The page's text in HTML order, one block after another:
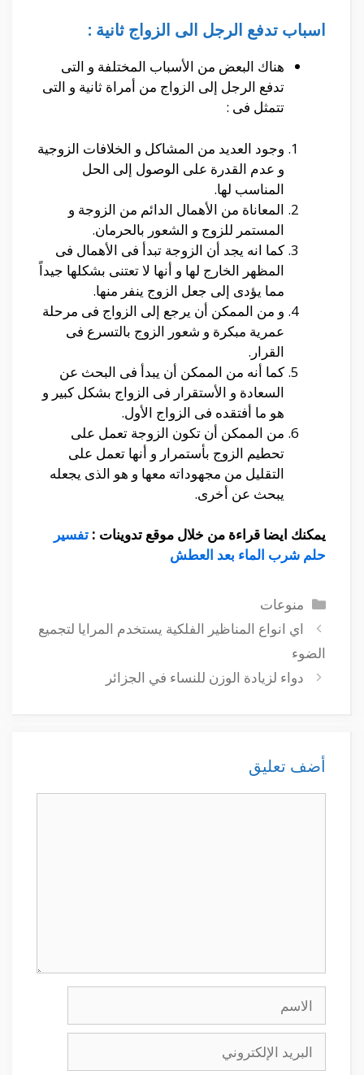
اسباب تدفع الرجل الى الزواج ثانية :
هناك البعض من الأسباب المختلفة و التى
تدفع الرجل إلى الزواج من أمراة ثانية و التى
تتمثل فى :
وجود العديد من المشاكل و الخلافات الزوجية
و عدم القدرة على الوصول إلى الحل
المناسب لها.
المعاناة من الأهمال الدائم من الزوجة و
المستمر للزوج و الشعور بالحرمان.
كما انه يجد أن الزوجة تبدأ فى الأهمال فى
المظهر الخارج لها و أنها لا تعتنى بشكلها جيداً
مما يؤدى إلى جعل الزوج ينفر منها.
و من الممكن أن يرجع إلى الزواج فى مرحلة
عمرية مبكرة و شعور الزوج بالتسرع فى
القرار.
كما أنه من الممكن أن يبدأ فى البحث عن
السعادة و الأستقرار فى الزواج بشكل كبير و
هو ما أفتقده فى الزواج الأول.
من الممكن أن تكون الزوجة تعمل على
تحطيم الزوج بأستمرار و أنها تعمل على
التقليل من مجهوداته معها و هو الذى يجعله
يبحث عن أخرى.
يمكنك ايضا قراءة من خلال موقع تدوينات : تفسير
حلم شرب الماء بعد العطش
التصنيفات
منوعات
اي انواع المناظير الفلكية يستخدم المرايا لتجميع
الضوء
دواء لزيادة الوزن للنساء في الجزائر
أضف تعليق
الاسم
البريد
الإلكتروني